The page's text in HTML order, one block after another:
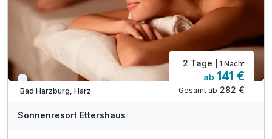
Nur noch bis Oktober
Bad Harzburg, Harz
2 Tage | 1 Nacht
ab 141 €
Gesamt ab 282 €
Sonnenresort Ettershaus